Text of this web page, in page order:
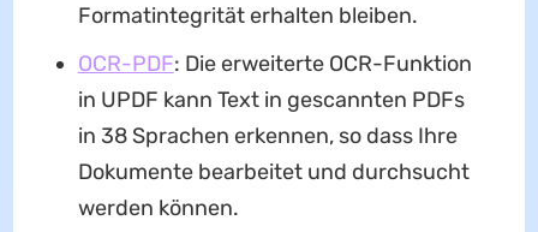
Formatintegrität erhalten bleiben.
OCR-PDF: Die erweiterte OCR-Funktion
in UPDF kann Text in gescannten PDFs
in 38 Sprachen erkennen, so dass Ihre
Dokumente bearbeitet und durchsucht
werden können.